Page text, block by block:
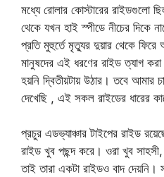
মধ্যে রোলার কোস্টারের রাইডগুলো
থেকে যখন হাই স্পীডে নীচের দিকে
প্রতি মুহুর্তে মৃত্যুর দুয়ার থেকে
মানুষদের এই ধরণের রাইড ত্যাগ
হয়নি দ্বিতীয়টায় উঠার। তবে আমার
দেখেছি , এই সকল রাইডের ধারের
প্রচুর এডভ্যাঞ্চার টাইপের রাইড
রাইড খুব পছন্দ করে। ওরা খুব
তাই তারা একটা রাইডও বাদ দেয়নি।